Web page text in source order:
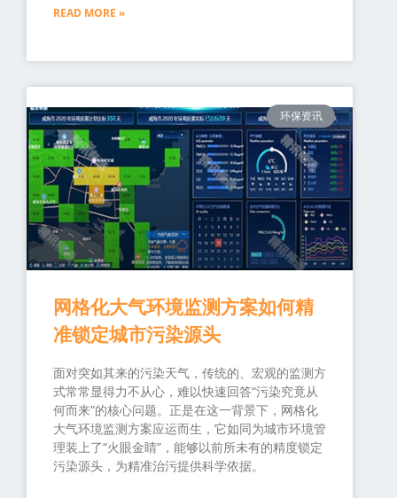
READ MORE »
环保资讯
网格化大气环境监测方案如何精
准锁定城市污染源头
面对突如其来的污染天气，传统的、宏观的监测方
式常常显得力不从心，难以快速回答“污染究竟从
何而来”的核心问题。正是在这一背景下，网格化
大气环境监测方案应运而生，它如同为城市环境管
理装上了“火眼金睛”，能够以前所未有的精度锁定
污染源头，为精准治污提供科学依据。